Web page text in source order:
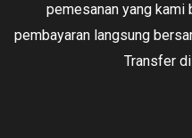
pemesanan yang kami
pembayaran langsung
Transfer